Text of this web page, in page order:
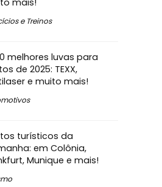
e Treinos
melhores luvas para
de 2025: TEXX,
e muito mais!
turísticos da
em Colônia,
Munique e mais!